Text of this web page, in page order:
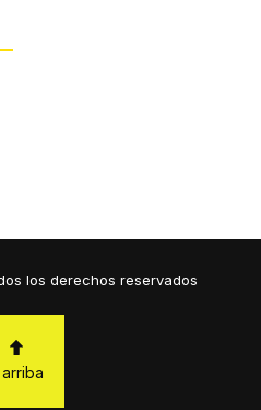
los derechos reservados